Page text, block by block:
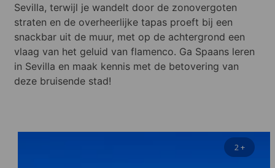
Sevilla, terwijl je wandelt door de zonovergoten
straten en de overheerlijke tapas proeft bij een
snackbar uit de muur, met op de achtergrond een
vlaag van het geluid van flamenco. Ga Spaans leren
in Sevilla en maak kennis met de betovering van
deze bruisende stad!
2+